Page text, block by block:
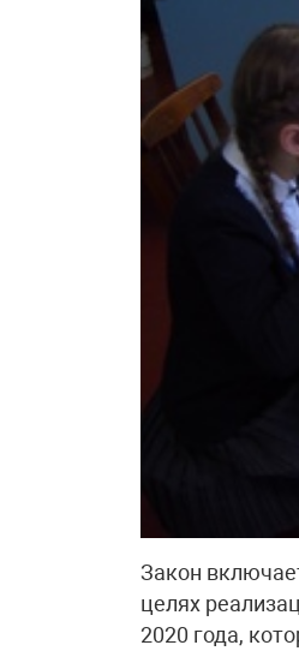
Закон
целях
2020 года,